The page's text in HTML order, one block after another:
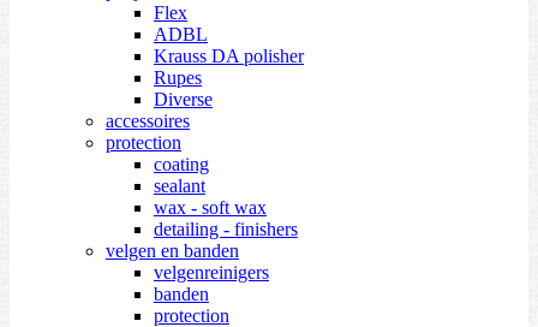
Flex
ADBL
Krauss DA polisher
Rupes
Diverse
accessoires
protection
coating
sealant
wax - soft wax
detailing - finishers
velgen en banden
velgenreinigers
banden
protection